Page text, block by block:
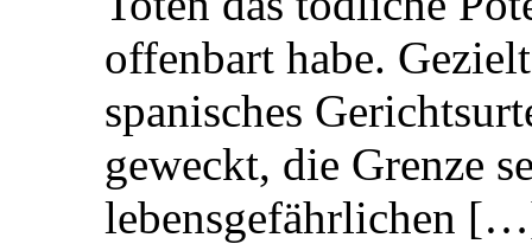
offenbart habe.
spanisches
geweckt, die Grenze
lebensgefährlichen